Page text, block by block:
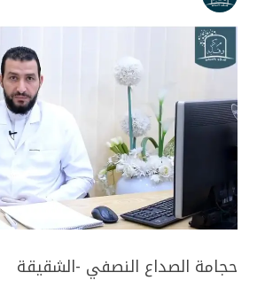
حجامة الصداع النصفي -الشقيقة